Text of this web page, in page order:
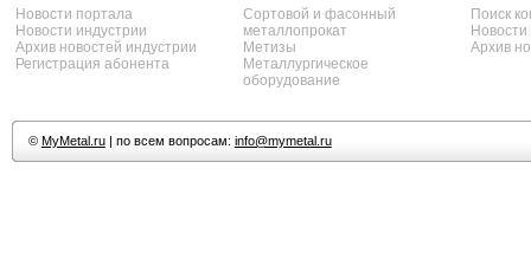
Новости портала
Новости индустрии
Архив новостей индустрии
Регистрация абонента
Сортовой и фасонный
металлопрокат
Метизы
Металлургическое
оборудование
Поиск
Архив
© MyMetal.ru| по всем вопросам: info@mymetal.ru